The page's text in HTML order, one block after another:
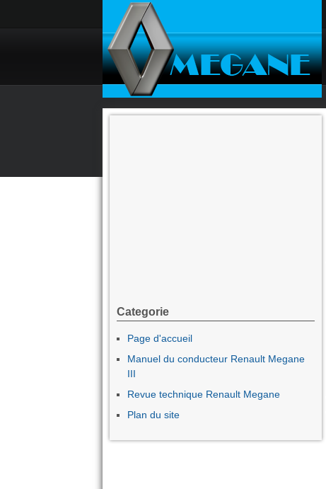
Categorie
Page d'accueil
Manuel du conducteur Renault Megane
III
Revue technique Renault Megane
Plan du site